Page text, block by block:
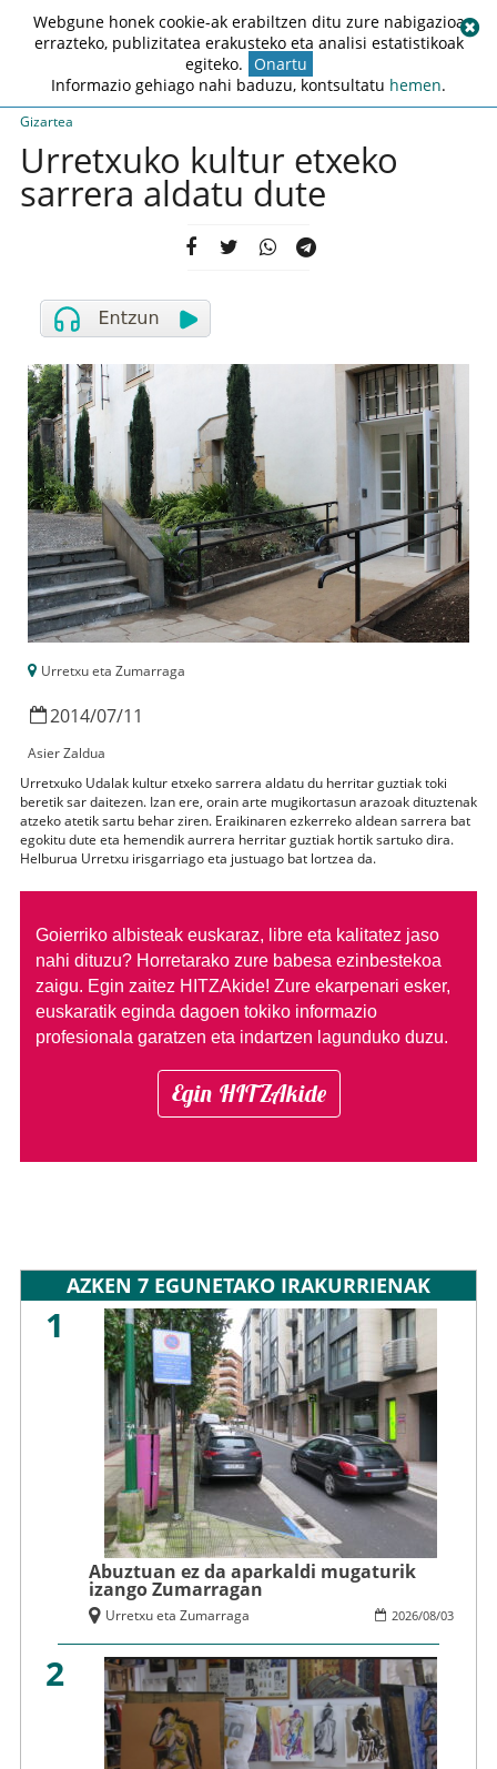
Gizartea
Urretxuko kultur etxeko
sarrera aldatu dute
Urretxu eta Zumarraga
2014/07/11
Asier Zaldua
Urretxuko Udalak kultur etxeko sarrera aldatu du herritar guztiak toki
beretik sar daitezen. Izan ere, orain arte mugikortasun arazoak dituztenak
atzeko atetik sartu behar ziren. Eraikinaren ezkerreko aldean sarrera bat
egokitu dute eta hemendik aurrera herritar guztiak hortik sartuko dira.
Helburua Urretxu irisgarriago eta justuago bat lortzea da.
Goierriko albisteak euskaraz, libre eta kalitatez jaso
nahi dituzu? Horretarako zure babesa ezinbestekoa
zaigu. Egin zaitez HITZAkide! Zure ekarpenari esker,
euskaratik eginda dagoen tokiko informazio
profesionala garatzen eta indartzen lagunduko duzu.
Egin HITZAkide
AZKEN 7 EGUNETAKO IRAKURRIENAK
1
Abuztuan ez da aparkaldi mugaturik
izango Zumarragan
2026/08/03
Urretxu eta Zumarraga
2
Webgune honek cookie-ak erabiltzen ditu zure nabigazioa
errazteko, publizitatea erakusteko eta analisi estatistikoak
egiteko. Onartu
Informazio gehiago nahi baduzu, kontsultatu hemen.